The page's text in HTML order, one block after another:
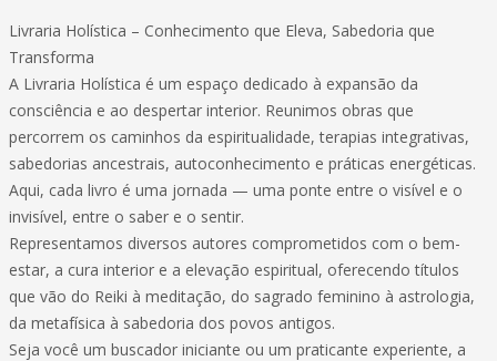
Livraria Holística – Conhecimento que Eleva, Sabedoria que
Transforma
A Livraria Holística é um espaço dedicado à expansão da
consciência e ao despertar interior. Reunimos obras que
percorrem os caminhos da espiritualidade, terapias integrativas,
sabedorias ancestrais, autoconhecimento e práticas energéticas.
Aqui, cada livro é uma jornada — uma ponte entre o visível e o
invisível, entre o saber e o sentir.
Representamos diversos autores comprometidos com o bem-
estar, a cura interior e a elevação espiritual, oferecendo títulos
que vão do Reiki à meditação, do sagrado feminino à astrologia,
da metafísica à sabedoria dos povos antigos.
Seja você um buscador iniciante ou um praticante experiente, a